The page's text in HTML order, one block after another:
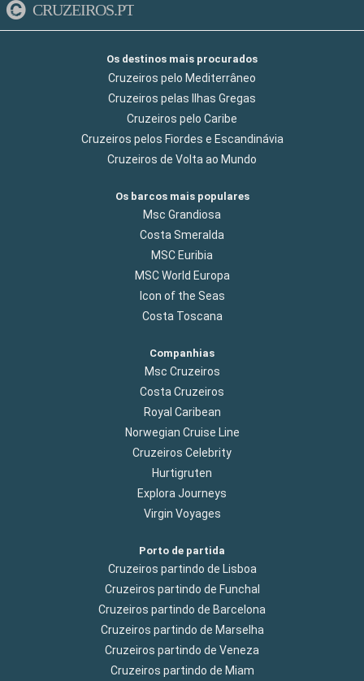
CRUZEIROS.PT
Os destinos mais procurados
Cruzeiros pelo Mediterrâneo
Cruzeiros pelas Ilhas Gregas
Cruzeiros pelo Caribe
Cruzeiros pelos Fiordes e Escandinávia
Cruzeiros de Volta ao Mundo
Os barcos mais populares
Msc Grandiosa
Costa Smeralda
MSC Euribia
MSC World Europa
Icon of the Seas
Costa Toscana
Companhias
Msc Cruzeiros
Costa Cruzeiros
Royal Caribean
Norwegian Cruise Line
Cruzeiros Celebrity
Hurtigruten
Explora Journeys
Virgin Voyages
Porto de partida
Cruzeiros partindo de Lisboa
Cruzeiros partindo de Funchal
Cruzeiros partindo de Barcelona
Cruzeiros partindo de Marselha
Cruzeiros partindo de Veneza
Cruzeiros partindo de Miam